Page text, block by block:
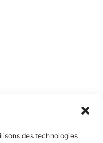
des technologies